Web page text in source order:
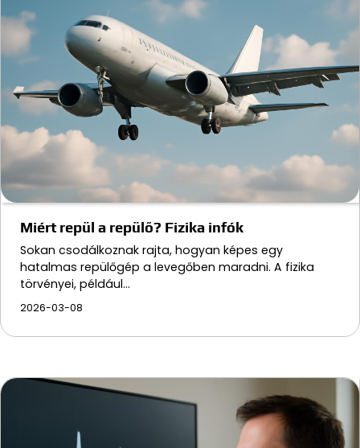
Miért repül a repülő? Fizika infók
Sokan csodálkoznak rajta, hogyan képes egy
hatalmas repülőgép a levegőben maradni. A fizika
törvényei, például…
2026-03-08